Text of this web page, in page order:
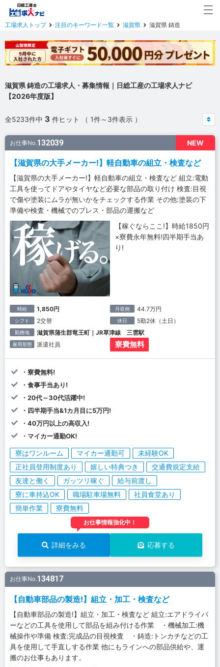
工場求人トップ 注目のキーワード一覧 滋賀県 滋賀県 鋳造
滋賀県 鋳造の工場求人・募集情報｜日総工産の工場求人ナビ
【2026年度版】
全5233件中 3 件ヒット （ 1件～3件表示 ）
NEW
お仕事No.132039
【滋賀県の大手メーカー!】軽自動車の組立・検査など
【滋賀県の大手メーカー!】軽自動車の組立・検査など 組立:電動
工具を使ってドアやタイヤなど必要な部品の取り付け 検査:目視
で傷や塗装にムラが無いかをチェックする作業 その他:塗装の下
準備や検査・機械でのプレス・部品の運搬など
【稼ぐならここ!】時給1850円
×寮費永年無料!四半期手当あ
り!
時給 1,850円 月収例 44.7万円
シフト 2交替 休日 5勤2休（土日）
勤務地 滋賀県蒲生郡竜王町｜JR草津線 三雲駅
雇用形態 派遣社員 寮費無料
・寮費無料!
・食事手当あり!
・20代～30代活躍中!
・四半期手当&1カ月目に5万円!
・40万円以上の高収入!
・マイカー通勤OK!
寮はワンルーム マイカー通勤可
未経験OK
正社員登用制度あり
嬉しい特典つき
交通費規定支給
友達と働く
ガッツリ稼ぐ
給与前渡し
寮に車持込OK
職場駐車場無料
社員食堂あり
簡単作業
寮費無料
お仕事情報強化中！
詳細をみる 応募する
お仕事No.134817
【自動車部品の製造!】組立・加工・検査など
【自動車部品の製造!】組立・加工・検査など 組立:エアドライバ
ーなどの工具を使用して部品を組み付ける作業 ・機械加工:機
械操作や準備 検査:完成品の目視検査 ・鋳造:トンカチなどの工
具を使用して手直しする作業 他にもラインへの部品供給や、運
搬のお仕事もあります。